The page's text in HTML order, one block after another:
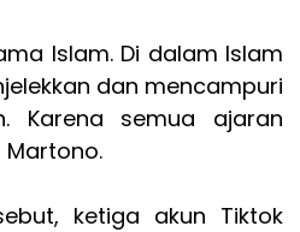
Islam. Di dalam Islam
dan mencampuri
Karena semua ajaran
ketiga akun Tiktok